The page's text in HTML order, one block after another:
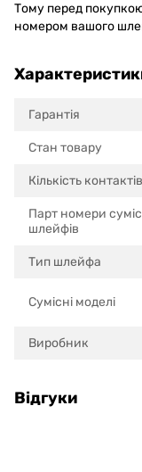
Тому перед
номером вашого
Гарантія
Стан товару
Кількість контактів
Парт номери
шлейфів
Тип шлейфа
Сумісні моделi
Виробник
Відгуки